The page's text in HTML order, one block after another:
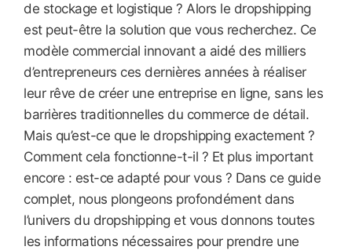
de stockage et logistique ? Alors le dropshipping
est peut-être la solution que vous recherchez. Ce
modèle commercial innovant a aidé des milliers
d’entrepreneurs ces dernières années à réaliser
leur rêve de créer une entreprise en ligne, sans les
barrières traditionnelles du commerce de détail.
Mais qu’est-ce que le dropshipping exactement ?
Comment cela fonctionne-t-il ? Et plus important
encore : est-ce adapté pour vous ? Dans ce guide
complet, nous plongeons profondément dans
l’univers du dropshipping et vous donnons toutes
les informations nécessaires pour prendre une